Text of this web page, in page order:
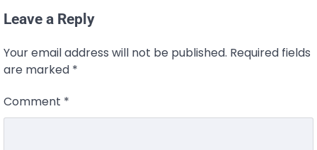
Leave a Reply
Your email address will not be published. Required fields
are marked *
Comment *